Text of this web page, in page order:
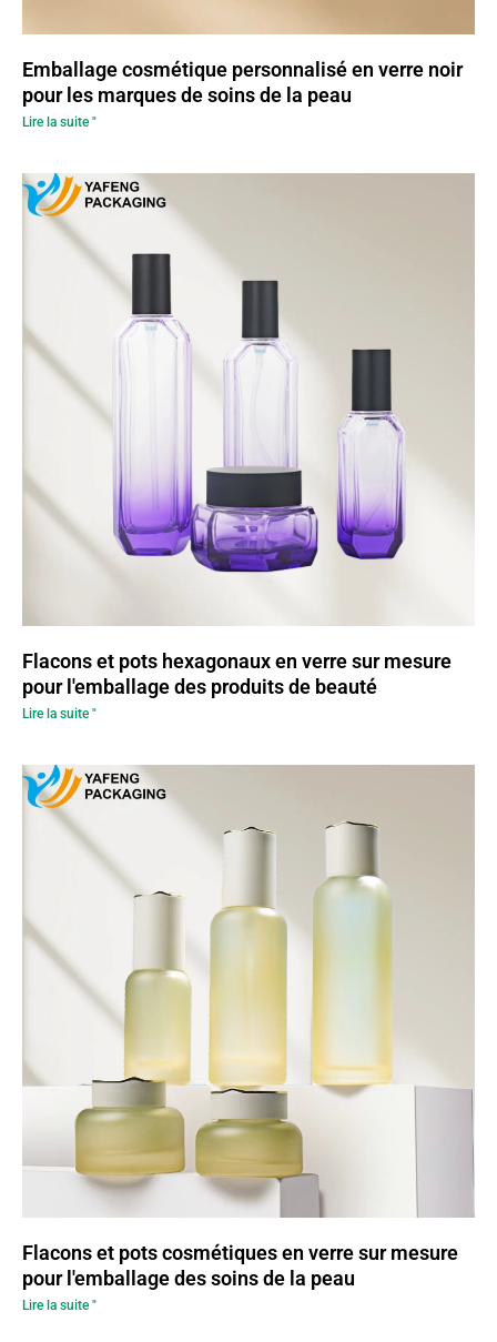
Emballage cosmétique personnalisé en verre noir
pour les marques de soins de la peau
Lire la suite "
Flacons et pots hexagonaux en verre sur mesure
pour l'emballage des produits de beauté
Lire la suite "
Flacons et pots cosmétiques en verre sur mesure
pour l'emballage des soins de la peau
Lire la suite "